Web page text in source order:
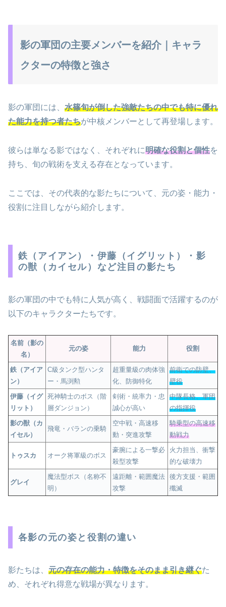
影の軍団の主要メンバーを紹介｜キャラ
クターの特徴と強さ
影の軍団には、 水篠旬が倒した強敵たちの中でも特に優れ
た能力を持つ者たちが中核メンバーとして再登場します。
彼らは単なる影ではなく、それぞれに明確な役割と個性を
持ち、旬の戦術を支える存在となっています。
ここでは、その代表的な影たちについて、元の姿・能力・
役割に注目しながら紹介します。
鉄（アイアン）・伊藤（イグリット）・影
の獣（カイセル）など注目の影たち
影の軍団の中でも特に人気が高く、戦闘面で活躍するのが
以下のキャラクターたちです。
名前（影の
名）
元の姿 能力 役割
鉄（アイア
ン）
C級タンク型ハンタ
ー・馬渕勲
超重量級の肉体強
化、防御特化
前衛での防壁、
壁役
伊藤（イグ
リット）
死神騎士のボス（階
層ダンジョン）
剣術・統率力・忠
誠心が高い
中隊長格、軍団
の指揮役
影の獣（カ
イセル）
飛竜・バランの乗騎
空中戦・高速移
動・突進攻撃
騎乗型の高速移
動戦力
トゥスカ オーク将軍級のボス
豪腕による一撃必
殺型攻撃
火力担当、衝撃
的な破壊力
グレイ
魔法型ボス（名称不
明）
遠距離・範囲魔法
攻撃
後方支援・範囲
殲滅
各影の元の姿と役割の違い
影たちは、 元の存在の能力・特徴をそのまま引き継ぐた
め、それぞれ得意な戦場が異なります。